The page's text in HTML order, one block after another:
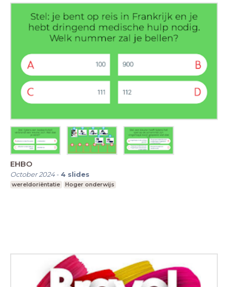
EHBO
October 2024- 4 slides
wereldoriëntatie Hoger onderwijs